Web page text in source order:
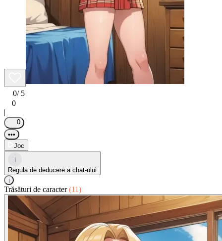
0/ 5
0
|
0
•••
Joc
i
Regula de deducere a chat-ului
i
Trăsături de caracter(11)